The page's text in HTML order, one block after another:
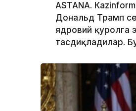
ASTANА.
Дональд Трамп
ядровий қуролга
тасдиқладилар.